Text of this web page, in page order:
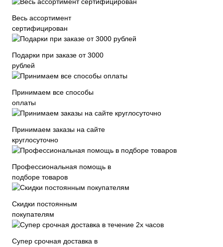
Весь ассортимент
сертифицирован
Подарки при заказе от 3000
рублей
Принимаем все способы
оплаты
Принимаем заказы на сайте
круглосуточно
Профессиональная помощь в
подборе товаров
Скидки постоянным
покупателям
Супер срочная доставка в